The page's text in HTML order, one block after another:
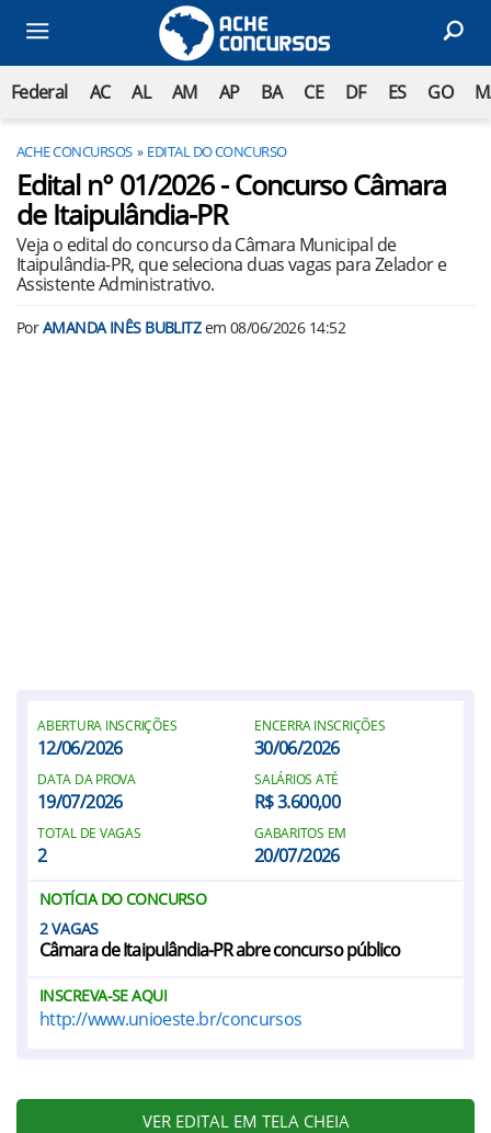
Federal AC AL AM AP BA CE DF ES GO
ACHE CONCURSOS EDITAL DO CONCURSO
Edital n° 01/2026 - Concurso Câmara
de Itaipulândia-PR
Veja o edital do concurso da Câmara Municipal de
Itaipulândia-PR, que seleciona duas vagas para Zelador e
Assistente Administrativo.
PorAMANDA INÊS BUBLITZem 08/06/2026 14:52
ABERTURA INSCRIÇÕES
12/06/2026
ENCERRA INSCRIÇÕES
30/06/2026
DATA DA PROVA
19/07/2026
SALÁRIOS ATÉ
R$ 3.600,00
TOTAL DE VAGAS
2
GABARITOS EM
20/07/2026
NOTÍCIA DO CONCURSO
2
Câmara de Itaipulândia-PR abre concurso público
INSCREVA-SE AQUI
http://www.unioeste.br/concursos
VER EDITAL EM TELA CHEIA